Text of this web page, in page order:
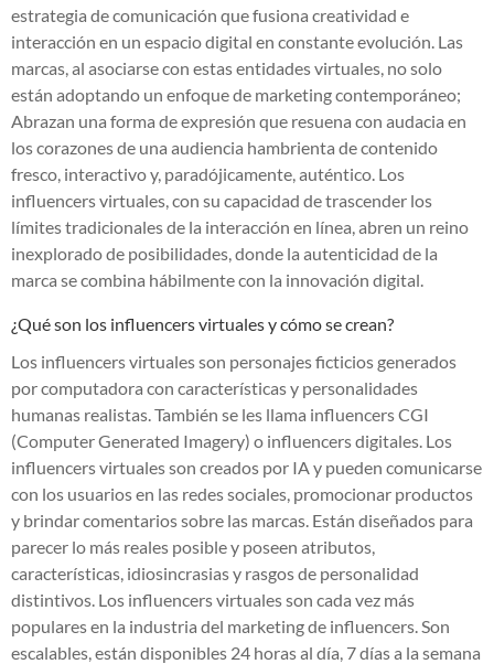
estrategia de comunicación que fusiona creatividad e
interacción en un espacio digital en constante evolución. Las
marcas, al asociarse con estas entidades virtuales, no solo
están adoptando un enfoque de marketing contemporáneo;
Abrazan una forma de expresión que resuena con audacia en
los corazones de una audiencia hambrienta de contenido
fresco, interactivo y, paradójicamente, auténtico. Los
influencers virtuales, con su capacidad de trascender los
límites tradicionales de la interacción en línea, abren un reino
inexplorado de posibilidades, donde la autenticidad de la
marca se combina hábilmente con la innovación digital.
¿Qué son los influencers virtuales y cómo se crean?
Los influencers virtuales son personajes ficticios generados
por computadora con características y personalidades
humanas realistas. También se les llama influencers CGI
(Computer Generated Imagery) o influencers digitales. Los
influencers virtuales son creados por IA y pueden comunicarse
con los usuarios en las redes sociales, promocionar productos
y brindar comentarios sobre las marcas. Están diseñados para
parecer lo más reales posible y poseen atributos,
características, idiosincrasias y rasgos de personalidad
distintivos. Los influencers virtuales son cada vez más
populares en la industria del marketing de influencers. Son
escalables, están disponibles 24 horas al día, 7 días a la semana